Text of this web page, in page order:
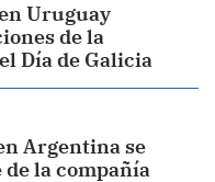
Uruguay
de la
Día de Galicia
Argentina se
la compañía